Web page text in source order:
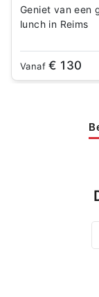
Geniet van een
lunch in Reims
Vanaf€ 130